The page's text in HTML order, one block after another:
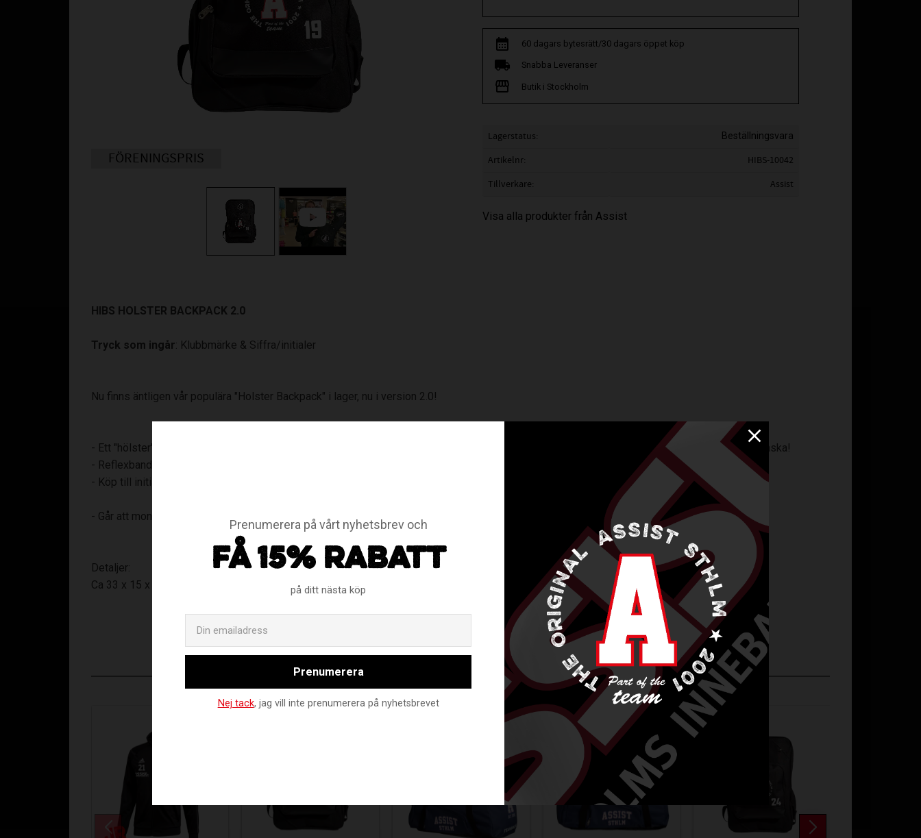
FÖRENINGSPRIS
60 dagars bytesrätt/30 dagars öppet köp
Snabba Leveranser
Butik i Stockholm
Lagerstatus Beställningsvara
Artikelnr
HIBS-10042
Tillverkare
Assist
Visa alla produkter från Assist
HIBS HOLSTER BACKPACK 2.0
Tryck som ingår: Klubbmärke & Siffra/initialer
Nu finns äntligen vår populära "Holster Backpack" i lager, nu i version 2.0!
- Ett "hölster" för klubbfodral, två lite större fack, ett något mindre med dragkedja samt två sidofack, där du med fördel kan förvara din vattenflaska!
- Reflexband runt framsidan samt på de sköna axelremmarna! The light in the dark!
- Köp till initial / Siffra på din ryggsäck för att göra den unik!
- Går att montera ihop med ASSIST HOLSTER STICKBAG 2.0
Detaljer:
Ca 33 x 15 x 46 cm, ca 22 liter
RELATERADE PRODUKTER
Prenumerera på vårt nyhetsbrev och
FÅ 15% RABATT
på ditt nästa köp
Prenumerera
Nej tack, jag vill inte prenumerera på nyhetsbrevet